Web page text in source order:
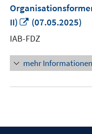
II)
In
Fenster
öffnen
(07.05.2025)
IAB-FDZ
mehr Informationen